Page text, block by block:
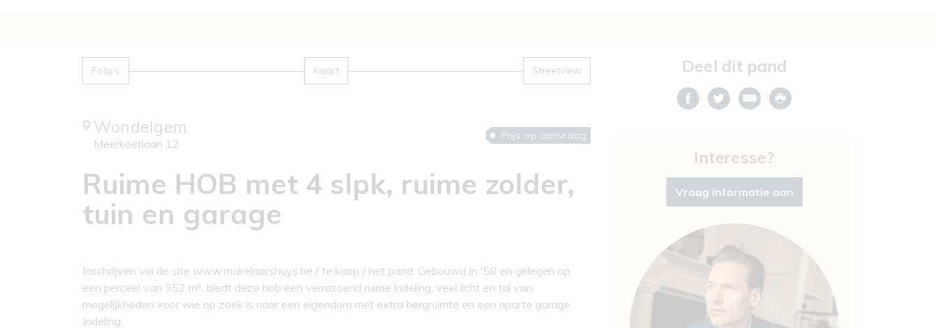
Ruime HOB met 4 slpk, ruime zolder,
tuin en garage
Wondelgem
Meerkoetlaan 12
Prijs op aanvraag
Foto's Kaart Streetview
Inschrijven via de site www.makelaarshuys.be / te koop / het pand. Gebouwd in '58 en gelegen op
een perceel van 352 m², biedt deze hob een verrassend ruime indeling, veel licht en tal van
mogelijkheden voor wie op zoek is naar een eigendom met extra bergruimte en een aparte garage.
Indeling;
Deel dit pand
Interesse?
Vraag informatie aan